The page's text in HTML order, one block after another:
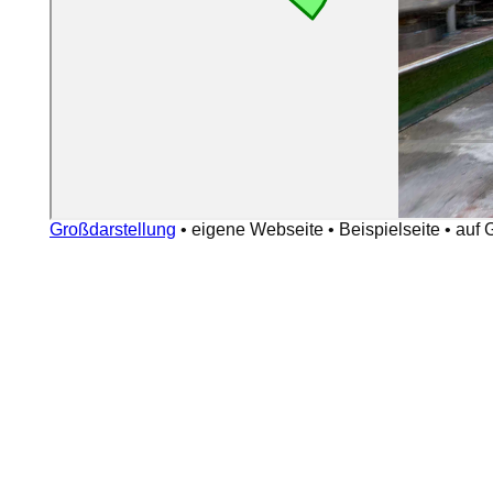
Großdarstellung • eigene Webseite • Beispielseite • auf